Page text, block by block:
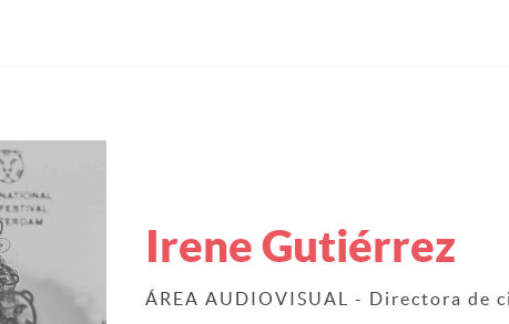
Irene Gutiérrez
ÁREA AUDIOVISUAL - Directora de